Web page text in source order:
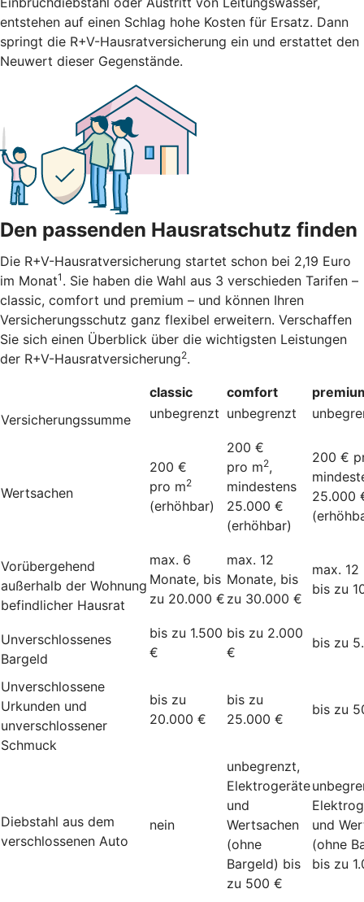
entstehen auf einen Schlag hohe Kosten für Ersatz. Dann
springt die R+V-Hausratversicherung ein und erstattet den
Neuwert dieser Gegenstände.
Den passenden Hausratschutz finden
Die R+V-Hausratversicherung startet schon bei 2,19 Euro
im Monat1 . Sie haben die Wahl aus 3 verschieden Tarifen –
classic, comfort und premium – und können Ihren
Versicherungsschutz ganz flexibel erweitern. Verschaffen
Sie sich einen Überblick über die wichtigsten Leistungen
der R+V-Hausratversicherung2.
classic comfort
Versicherungssumme
unbegrenzt unbegrenzt
Wertsachen
200 €
pro m2
(erhöhbar)
200 €
pro m2,
mindestens
25.000 €
(erhöhbar)
200 €
25.000
Vorübergehend
außerhalb der Wohnung
befindlicher Hausrat
max. 6
Monate, bis
zu 20.000 €
max. 12
Monate, bis
zu 30.000 €
max.
bis zu
Unverschlossenes
Bargeld
bis zu 1.500
€
bis zu 2.000
€
bis zu
Unverschlossene
Urkunden und
unverschlossener
Schmuck
bis zu
20.000 €
bis zu
25.000 €
bis zu
Diebstahl aus dem
verschlossenen Auto
nein
unbegrenzt,
Elektrogeräte
und
Wertsachen
(ohne
Bargeld) bis
zu 500 €
und
(ohne
bis zu